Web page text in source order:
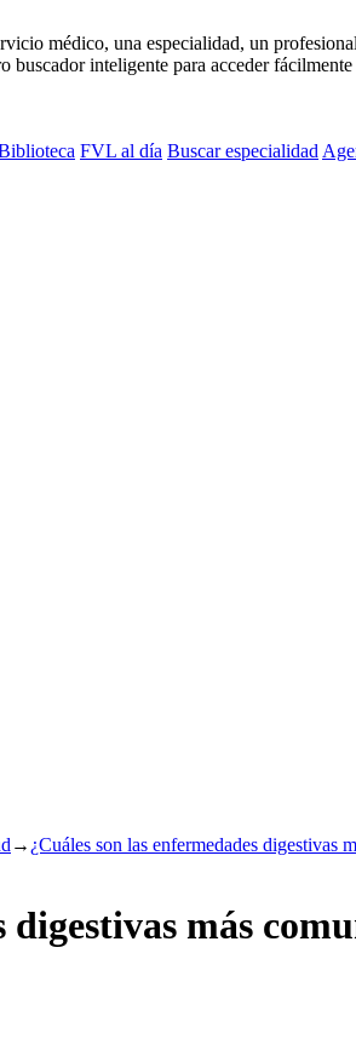
médico, una especialidad, un
buscador inteligente para acceder
FVL al día Buscar especialidad
→ ¿Cuáles son las enfermedades digestivas
más